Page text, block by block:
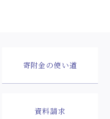
寄附金の使い道
資料請求